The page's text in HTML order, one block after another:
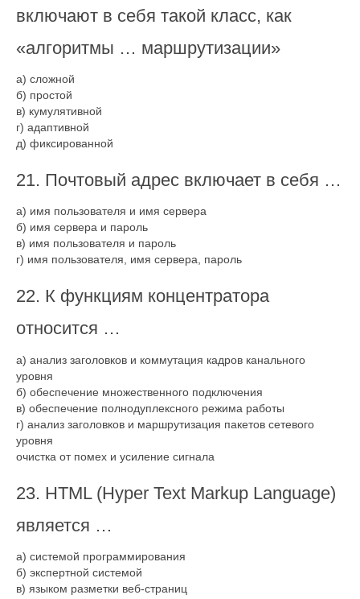
включают в себя такой класс, как
«алгоритмы … маршрутизации»
а) сложной
б) простой
в) кумулятивной
г) адаптивной
д) фиксированной
21. Почтовый адрес включает в себя …
а) имя пользователя и имя сервера
б) имя сервера и пароль
в) имя пользователя и пароль
г) имя пользователя, имя сервера, пароль
22. К функциям концентратора
относится …
а) анализ заголовков и коммутация кадров канального
уровня
б) обеспечение множественного подключения
в) обеспечение полнодуплексного режима работы
г) анализ заголовков и маршрутизация пакетов сетевого
уровня
очистка от помех и усиление сигнала
23. HTML (Hyper Text Markup Language)
является …
а) системой программирования
б) экспертной системой
в) языком разметки веб-страниц